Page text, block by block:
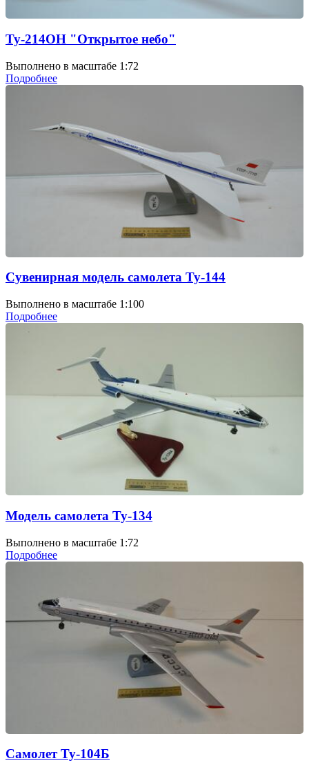
Ту-214ОН "Открытое небо"
Выполнено в масштабе 1:72
Подробнее
Сувенирная модель самолета Ту-144
Выполнено в масштабе 1:100
Подробнее
Модель самолета Ту-134
Выполнено в масштабе 1:72
Подробнее
Самолет Ту-104Б